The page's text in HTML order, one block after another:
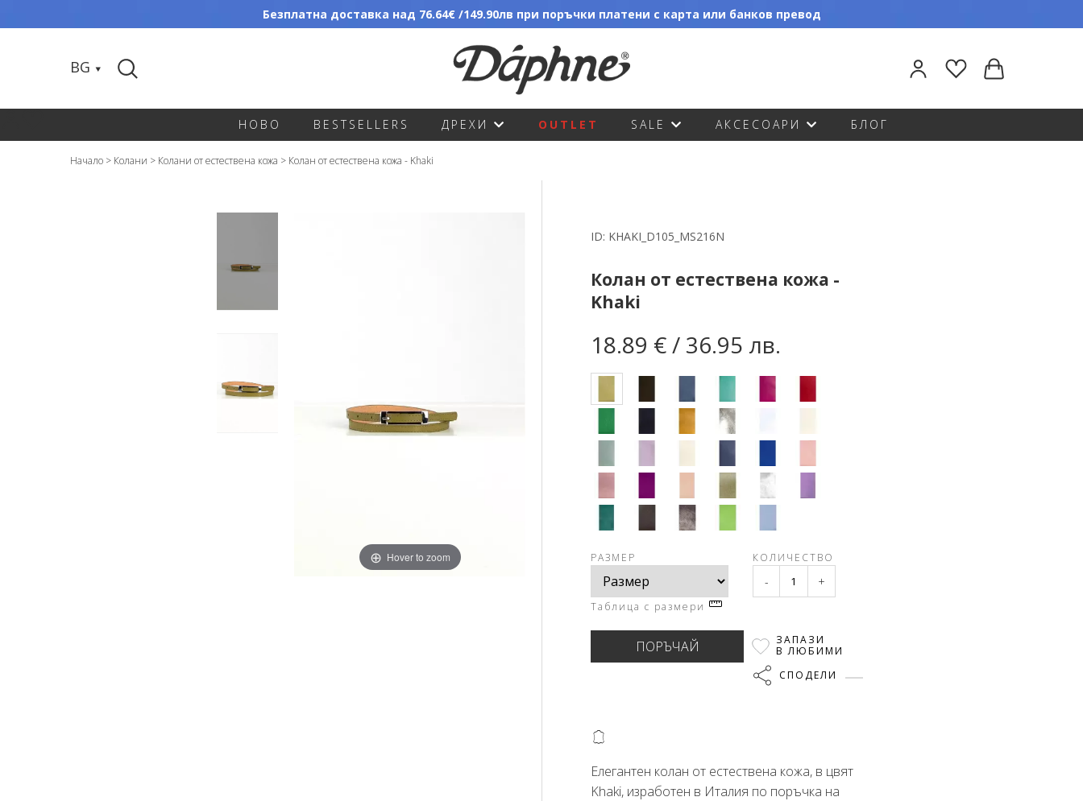
Безплатна доставка над 76.64€ /149.90лв при поръчки платени с карта или банков превод
BG
НОВО BESTSELLERS ДРЕХИ OUTLET SALE АКСЕСОАРИ БЛОГ
Начало > Колани > Колани от естествена кожа > Колан от естествена кожа - Khaki
Hover to zoom
ID: KHAKI_D105_MS216N
Колан от естествена кожа -
Khaki
18.89 € / 36.95 лв.
РАЗМЕР
Таблица с размери
КОЛИЧЕСТВО
- +
ЗАПАЗИ
В ЛЮБИМИ
СПОДЕЛИ
@
Елегантен колан от естествена кожа, в цвят
Khaki, изработен в Италия по поръчка на